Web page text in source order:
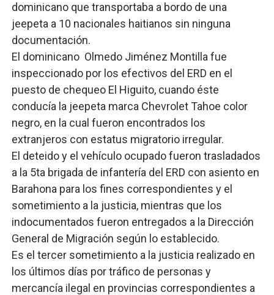
dominicano que transportaba a bordo de una
jeepeta a 10 nacionales haitianos sin ninguna
documentación.
El dominicano Olmedo Jiménez Montilla fue
inspeccionado por los efectivos del ERD en el
puesto de chequeo El Higuito, cuando éste
conducía la jeepeta marca Chevrolet Tahoe color
negro, en la cual fueron encontrados los
extranjeros con estatus migratorio irregular.
El deteido y el vehículo ocupado fueron trasladados
a la 5ta brigada de infantería del ERD con asiento en
Barahona para los fines correspondientes y el
sometimiento a la justicia, mientras que los
indocumentados fueron entregados a la Dirección
General de Migración según lo establecido.
Es el tercer sometimiento a la justicia realizado en
los últimos días por tráfico de personas y
mercancía ilegal en provincias correspondientes a